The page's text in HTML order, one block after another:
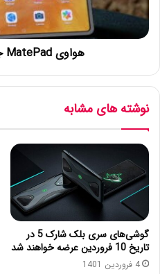
هواوی MatePad جدید در راه است
نوشته های مشابه
گوشی‌های سری بلک شارک 5 در
تاریخ 10 فروردین عرضه خواهند شد
4 فروردین 1401